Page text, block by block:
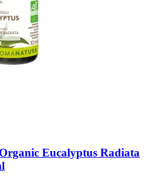
Organic Eucalyptus Radiata